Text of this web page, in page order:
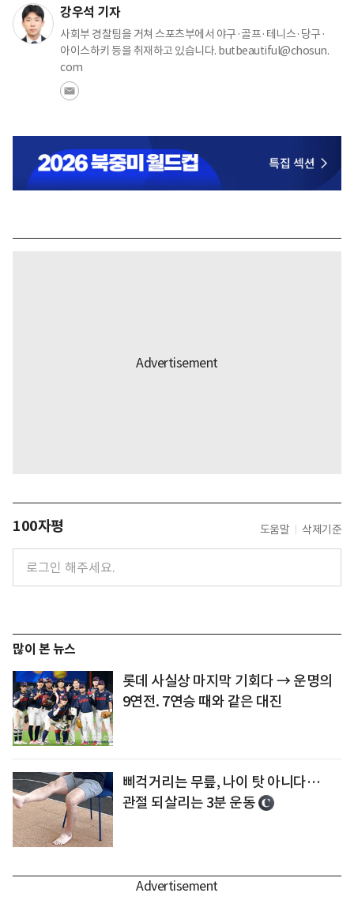
강우석 기자
사회부 경찰팀을 거쳐 스포츠부에서 야구·골프·테니스·당구·
아이스하키 등을 취재하고 있습니다. butbeautiful@chosun.
com
100자평 도움말 삭제기준
많이 본 뉴스
롯데 사실상 마지막 기회다 → 운명의
9연전. 7연승 때와 같은 대진
삐걱거리는 무릎, 나이 탓 아니다…
관절 되살리는 3분 운동